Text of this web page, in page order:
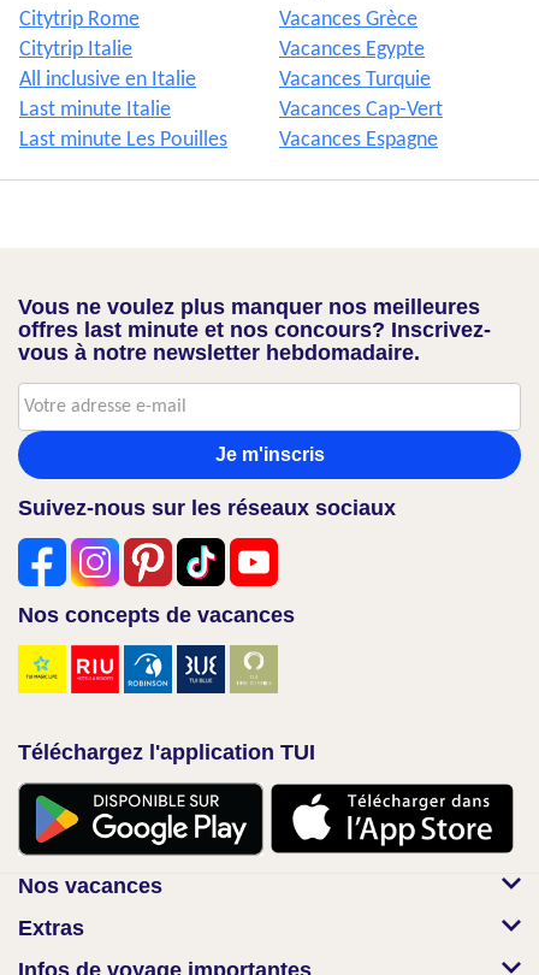
Citytrip Rome
Citytrip Italie
All inclusive en Italie
Last minute Italie
Last minute Les Pouilles
Vacances Grèce
Vacances Egypte
Vacances Turquie
Vacances Cap-Vert
Vacances Espagne
Vous ne voulez plus manquer nos meilleures
offres last minute et nos concours? Inscrivez-
vous à notre newsletter hebdomadaire.
Je m'inscris
Suivez-nous sur les réseaux sociaux
Nos concepts de vacances
Téléchargez l'application TUI
Nos vacances
Extras
Infos de voyage importantes